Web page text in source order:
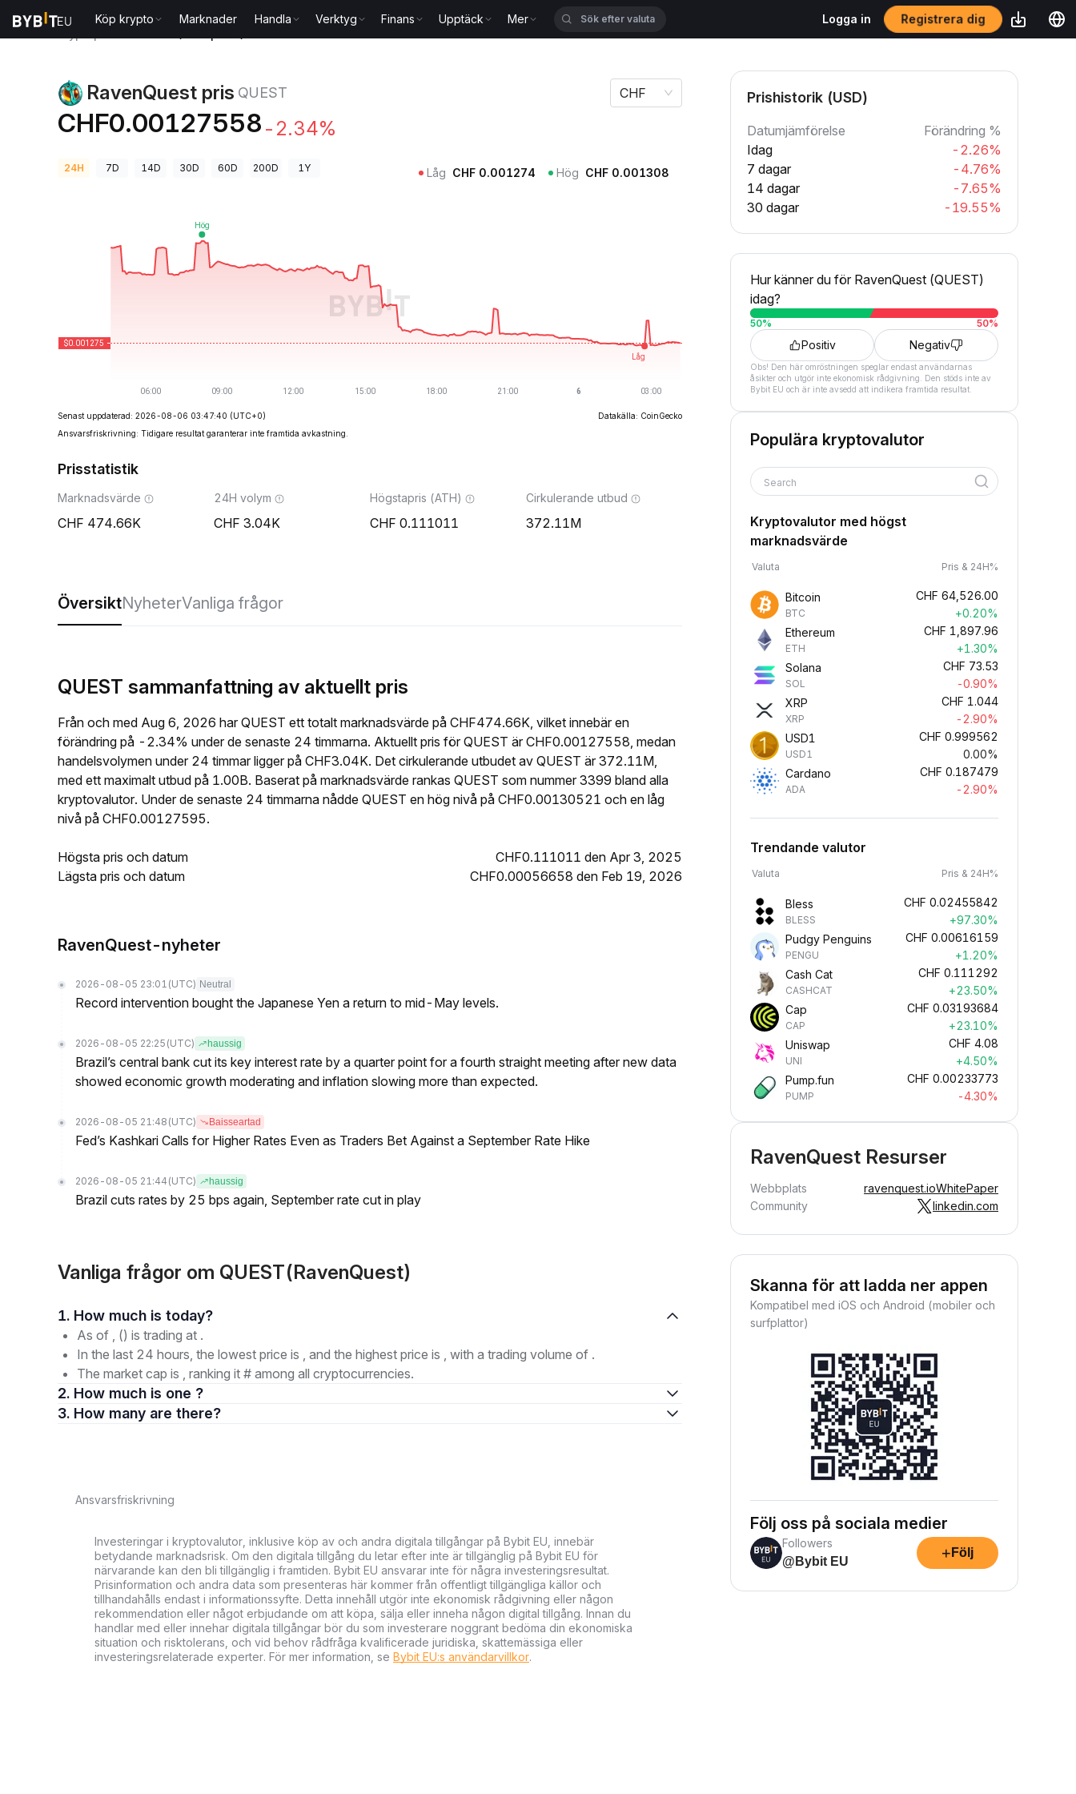
Köp krypto Marknader Handla Verktyg Finans Upptäck Mer Logga in Registrera dig
RavenQuest pris QUEST
CHF0.00127558 -2.34%
CHF
24H 7D 14D 30D 60D 200D 1Y Låg CHF 0.001274 Hög CHF 0.001308
Senast uppdaterad: 2026-08-06 03:47:40 (UTC+0)
Datakälla: CoinGecko
Ansvarsfriskrivning: Tidigare resultat garanterar inte framtida avkastning.
Prisstatistik
Marknadsvärde
474.66K
24H volym
3.04K
Högstapris (ATH)
0.111011
Cirkulerande utbud
372.11M
ÖversiktNyheterVanliga frågor
QUEST sammanfattning av aktuellt pris
Från och med Aug 6, 2026 har QUEST ett totalt marknadsvärde på CHF474.66K, vilket innebär en
förändring på -2.34% under de senaste 24 timmarna. Aktuellt pris för QUEST är CHF0.00127558, medan
handelsvolymen under 24 timmar ligger på CHF3.04K. Det cirkulerande utbudet av QUEST är 372.11M,
med ett maximalt utbud på 1.00B. Baserat på marknadsvärde rankas QUEST som nummer 3399 bland alla
kryptovalutor. Under de senaste 24 timmarna nådde QUEST en hög nivå på CHF0.00130521 och en låg
nivå på CHF0.00127595.
Högsta pris och datum
CHF0.111011 den Apr 3, 2025
Lägsta pris och datum
CHF0.00056658 den Feb 19, 2026
RavenQuest-nyheter
2026-08-05 23:01 (UTC) Neutral
Record intervention bought the Japanese Yen a return to mid-May levels.
2026-08-05 22:25 (UTC) haussig
Brazil’s central bank cut its key interest rate by a quarter point for a fourth straight meeting after new data
showed economic growth moderating and inflation slowing more than expected.
2026-08-05 21:48 (UTC) Baisseartad
Fed’s Kashkari Calls for Higher Rates Even as Traders Bet Against a September Rate Hike
2026-08-05 21:44 (UTC) haussig
Brazil cuts rates by 25 bps again, September rate cut in play
Vanliga frågor om QUEST(RavenQuest)
1. How much is today?
As of , () is trading at .
In the last 24 hours, the lowest price is , and the highest price is , with a trading volume of .
The market cap is , ranking it # among all cryptocurrencies.
2. How much is one ?
3. How many are there?
Ansvarsfriskrivning
Investeringar i kryptovalutor, inklusive köp av och andra digitala tillgångar på Bybit EU, innebär
betydande marknadsrisk. Om den digitala tillgång du letar efter inte är tillgänglig på Bybit EU för
närvarande kan den bli tillgänglig i framtiden. Bybit EU ansvarar inte för några investeringsresultat.
Prisinformation och andra data som presenteras här kommer från offentligt tillgängliga källor och
tillhandahålls endast i informationssyfte. Detta innehåll utgör inte ekonomisk rådgivning eller någon
rekommendation eller något erbjudande om att köpa, sälja eller inneha någon digital tillgång. Innan du
handlar med eller innehar digitala tillgångar bör du som investerare noggrant bedöma din ekonomiska
situation och risktolerans, och vid behov rådfråga kvalificerade juridiska, skattemässiga eller
investeringsrelaterade experter. För mer information, se Bybit EU:s användarvillkor.
Prishistorik (USD)
Datumjämförelse
Förändring %
Idag
-2.26%
7 dagar
-4.76%
14 dagar
-7.65%
30 dagar
-19.55%
Hur känner du för RavenQuest (QUEST)
idag?
50% 50%
Positiv Negativ
Obs! Den här omröstningen speglar endast användarnas
åsikter och utgör inte ekonomisk rådgivning. Den stöds inte av
Bybit EU och är inte avsedd att indikera framtida resultat.
Populära kryptovalutor
Search
Kryptovalutor med högst
marknadsvärde
Valuta Pris & 24H%
Bitcoin
BTC
CHF 64,526.00
+0.20%
Ethereum
ETH
CHF 1,897.96
+1.30%
Solana
SOL
CHF 73.53
-0.90%
XRP
XRP
CHF 1.044
-2.90%
USD1
USD1
CHF 0.999562
0.00%
Cardano
ADA
CHF 0.187479
-2.90%
Trendande valutor
Valuta Pris & 24H%
Bless
BLESS
CHF 0.02455842
+97.30%
Pudgy Penguins
PENGU
CHF 0.00616159
+1.20%
Cash Cat
CASHCAT
CHF 0.111292
+23.50%
Cap
CAP
CHF 0.03193684
+23.10%
Uniswap
UNI
CHF 4.08
+4.50%
Pump.fun
PUMP
CHF 0.00233773
-4.30%
RavenQuest Resurser
Webbplats ravenquest.ioWhitePaper
Community
linkedin.com
Skanna för att ladda ner appen
Kompatibel med iOS och Android (mobiler och
surfplattor)
Följ oss på sociala medier
Followers
@Bybit EU
+ Följ